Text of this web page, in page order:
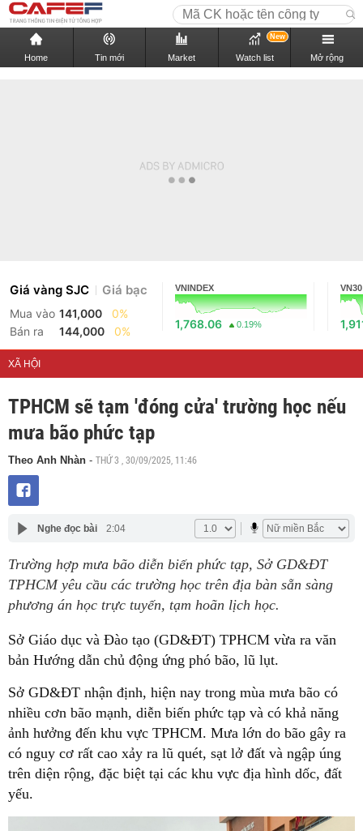
Home Tin mới Market Watch list
New
Mở rộng
Giá vàng SJC Giá bạc
Mua vào 141,000
0%
Bán ra
144,000 0%
VNINDEX
1,768.06 0.19%
VN30
XÃ HỘI
TPHCM sẽ tạm 'đóng cửa' trường học nếu
mưa bão phức tạp
Theo Anh Nhàn - THỨ 3 , 30/09/2025, 11:46
Nghe đọc bài 2:04
Trường hợp mưa bão diễn biến phức tạp, Sở GD&ĐT
TPHCM yêu cầu các trường học trên địa bàn sẵn sàng
phương án học trực tuyến, tạm hoãn lịch học.
Sở Giáo dục và Đào tạo (GD&ĐT) TPHCM vừa ra văn
bản Hướng dẫn chủ động ứng phó bão, lũ lụt.
Sở GD&ĐT nhận định, hiện nay trong mùa mưa bão có
nhiều cơn bão mạnh, diễn biến phức tạp và có khả năng
ảnh hưởng đến khu vực TPHCM. Mưa lớn do bão gây ra
có nguy cơ rất cao xảy ra lũ quét, sạt lở đất và ngập úng
trên diện rộng, đặc biệt tại các khu vực địa hình dốc, đất
yếu.